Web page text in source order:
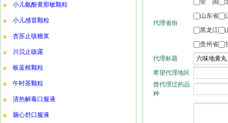
小儿氨酚黄那敏颗粒
小儿感冒颗粒
杏苏止咳糖浆
川贝止咳露
板蓝根颗粒
午时茶颗粒
清热解毒口服液
脑心舒口服液